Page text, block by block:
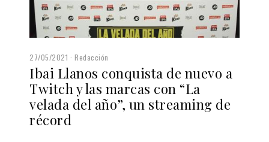
27/05/2021 Redacción
Ibai Llanos conquista de nuevo a
Twitch y las marcas con “La
velada del año”, un streaming de
récord